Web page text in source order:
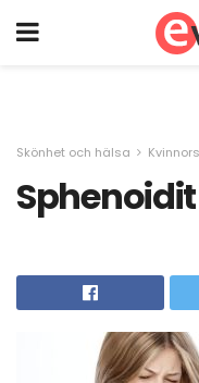
Skönhet och hälsa